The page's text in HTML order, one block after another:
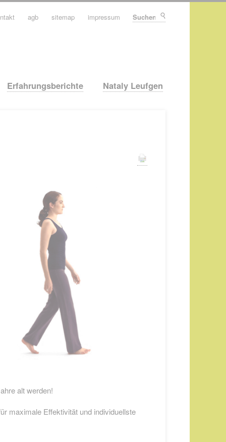
Erfahrungsberichte Nataly Leufgen
agb sitemap impressum
alt werden!
maximale Effektivität und individuellste